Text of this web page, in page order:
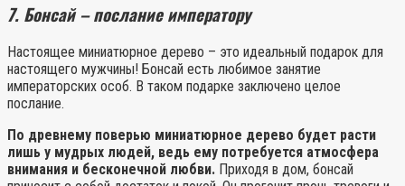
7. Бонсай – послание императору
Настоящее миниатюрное дерево – это идеальный подарок для
настоящего мужчины! Бонсай есть любимое занятие
императорских особ. В таком подарке заключено целое
послание.
По древнему поверью миниатюрное дерево будет расти
лишь у мудрых людей, ведь ему потребуется атмосфера
внимания и бесконечной любви. Приходя в дом, бонсай